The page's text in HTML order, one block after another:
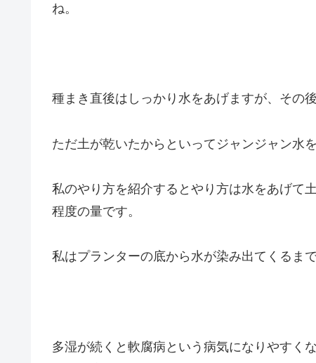
ね。
種まき直後はしっかり水をあげますが、その
ただ土が乾いたからといってジャンジャン水
私のやり方を紹介するとやり方は水をあげて
程度の量です。
私はプランターの底から水が染み出てくるま
多湿が続くと軟腐病という病気になりやすく